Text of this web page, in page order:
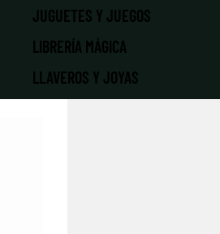
JUGUETES Y JUEGOS
LIBRERÍA MÁGICA
LLAVEROS Y JOYAS